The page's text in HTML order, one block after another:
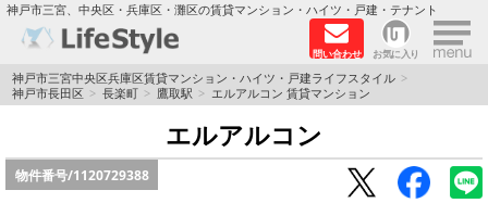
神戸市三宮、中央区・兵庫区・灘区の賃貸マンション・ハイツ・戸建・テナント
問い合わせ お気に入り ×
TOPページ
神戸の単身向けマンション特集
新築物件
神戸市三宮中央区兵庫区賃貸マンション・ハイツ・戸建ライフスタイル
神戸市長田区
長楽町 鷹取駅 エルアルコン 賃貸マンション
エルアルコン
物件番号/1120729388